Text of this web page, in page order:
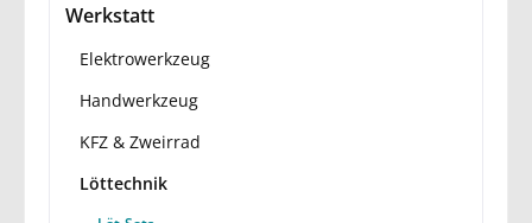
Werkstatt
Elektrowerkzeug
Handwerkzeug
KFZ & Zweirrad
Löttechnik